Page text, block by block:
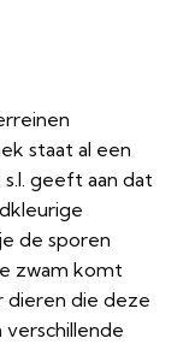
staat al een
s.l. geeft aan dat
de sporen
zwam komt
dieren die deze
verschillende